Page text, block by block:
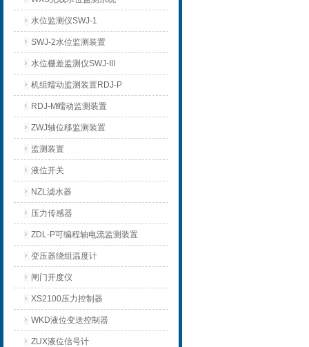
水位监测仪SWJ-1
SWJ-2水位监测装置
水位栅差监测仪SWJ-III
机组蠕动监测装置RDJ-P
RDJ-M蠕动监测装置
ZWJ轴位移监测装置
监测装置
液位开关
NZL滤水器
压力传感器
ZDL-P可编程轴电流监测装置
变压器绕组温度计
闸门开度仪
XS2100压力控制器
WKD液位变送控制器
ZUX液位信号计